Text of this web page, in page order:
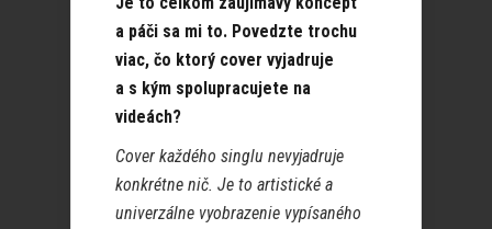
a páči sa mi to. Povedzte trochu
viac, čo ktorý cover vyjadruje
a s kým spolupracujete na
videách?
Cover každého singlu nevyjadruje
konkrétne nič. Je to artistické a
univerzálne vyobrazenie vypísaného